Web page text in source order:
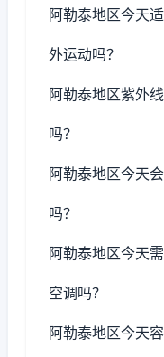
阿勒泰地区今天
外运动吗？
阿勒泰地区紫外
吗？
阿勒泰地区今天
吗？
阿勒泰地区今天
空调吗？
阿勒泰地区今天